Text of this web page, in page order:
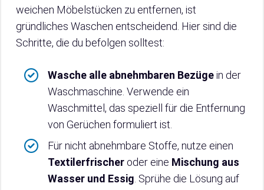
weichen Möbelstücken zu entfernen, ist
gründliches Waschen entscheidend. Hier sind die
Schritte, die du befolgen solltest:
Wasche alle abnehmbaren Bezügein der
Waschmaschine. Verwende ein
Waschmittel, das speziell für die Entfernung
von Gerüchen formuliert ist.
Für nicht abnehmbare Stoffe, nutze einen
Textilerfrischer oder eine Mischung aus
Wasser und Essig . Sprühe die Lösung auf